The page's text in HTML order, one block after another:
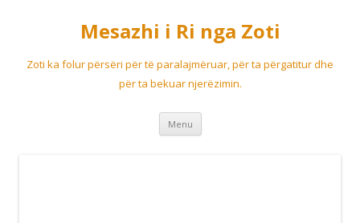
Mesazhi i Ri nga Zoti
Zoti ka folur përsëri për të paralajmëruar, për ta përgatitur dhe
për ta bekuar njerëzimin.
Menu Skip
content